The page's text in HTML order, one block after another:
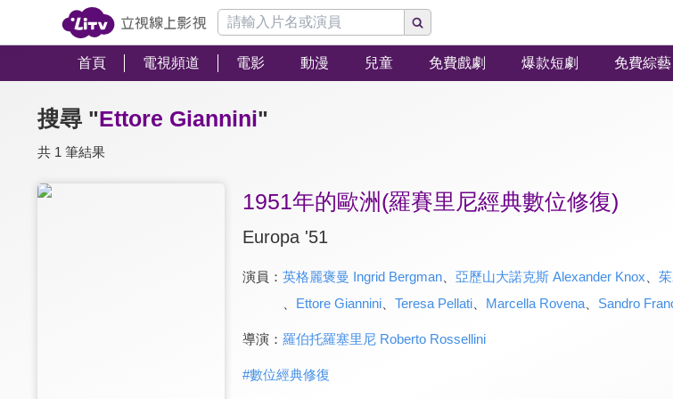
首頁 電視頻道 電影 動漫 兒童 免費戲劇 爆款短劇 免費綜藝
搜尋 "Ettore Giannini"
共 1 筆結果
1951年的歐洲(羅賽里尼經典數位修復)
Europa '51
演員： 英格麗褒曼 Ingrid Bergman、 亞歷山大諾克斯 Alexander Knox
Ettore Giannini、 Teresa Pellati、 Marcella Rovena、 Sandro
導演： 羅伯托羅塞里尼 Roberto Rossellini
#數位經典修復